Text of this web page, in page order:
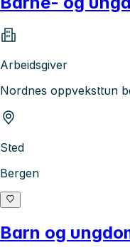
Arbeidsgiver
Nordnes oppveksttun
Sted
Bergen
Barn og